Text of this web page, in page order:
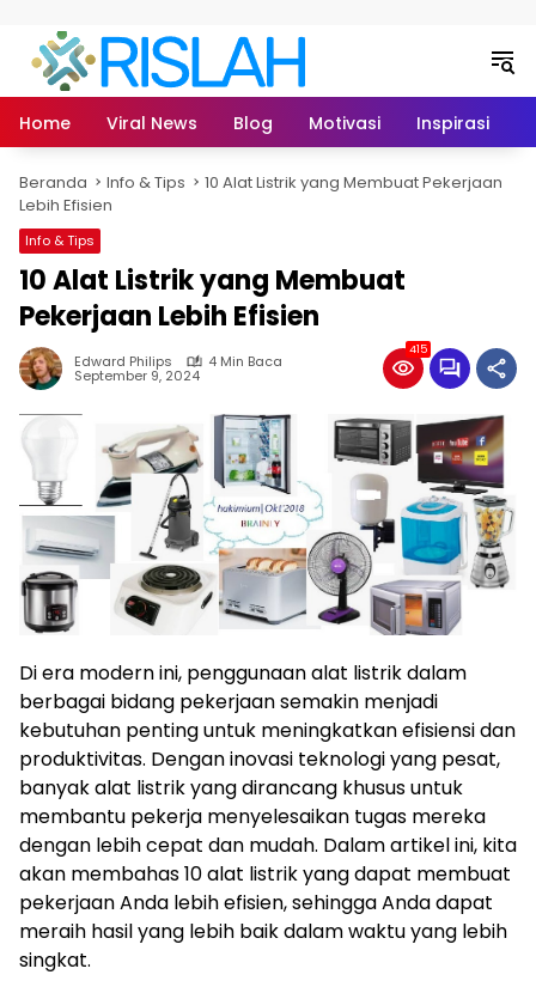
Home Viral News Blog Motivasi Inspirasi
Beranda Info & Tips
10 Alat Listrik yang Membuat Pekerjaan
Lebih Efisien
Info & Tips
10 Alat Listrik yang Membuat
Pekerjaan Lebih Efisien
Edward Philips 4 Min Baca
September 9, 2024
415
Di era modern ini, penggunaan alat listrik dalam
berbagai bidang pekerjaan semakin menjadi
kebutuhan penting untuk meningkatkan efisiensi dan
produktivitas. Dengan inovasi teknologi yang pesat,
banyak alat listrik yang dirancang khusus untuk
membantu pekerja menyelesaikan tugas mereka
dengan lebih cepat dan mudah. Dalam artikel ini, kita
akan membahas 10 alat listrik yang dapat membuat
pekerjaan Anda lebih efisien, sehingga Anda dapat
meraih hasil yang lebih baik dalam waktu yang lebih
singkat.